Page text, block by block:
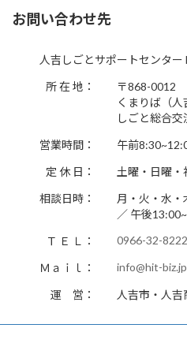
お問い合わせ先
人吉しごとサポートセンター
所 在 地：
〒868-0012
くまりば（人
しごと総合交
営業時間：
午前
定 休 日：
土曜・日曜・
相談日時：
月・火・水
／ 午後
Ｔ Ｅ Ｌ：
0966-32-8222
Ｍａｉｌ： info@hit-biz.jp
運 営： 人吉市・人